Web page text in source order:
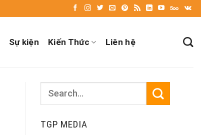
Sự kiện Kiến Thức Liên hệ
TGP MEDIA